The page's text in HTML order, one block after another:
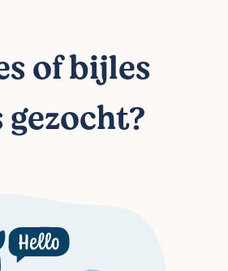
of bijles
gezocht?